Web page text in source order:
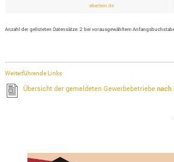
eberlein.de
Anzahl der gelisteten Datensätze: 2 bei vorausgewähltem
Weiterführende Links
Übersicht der gemeldeten Gewerbebetriebenach